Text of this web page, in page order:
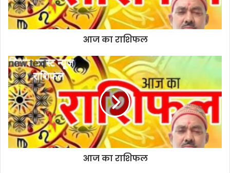
आज का राशिफल
आज का राशिफल